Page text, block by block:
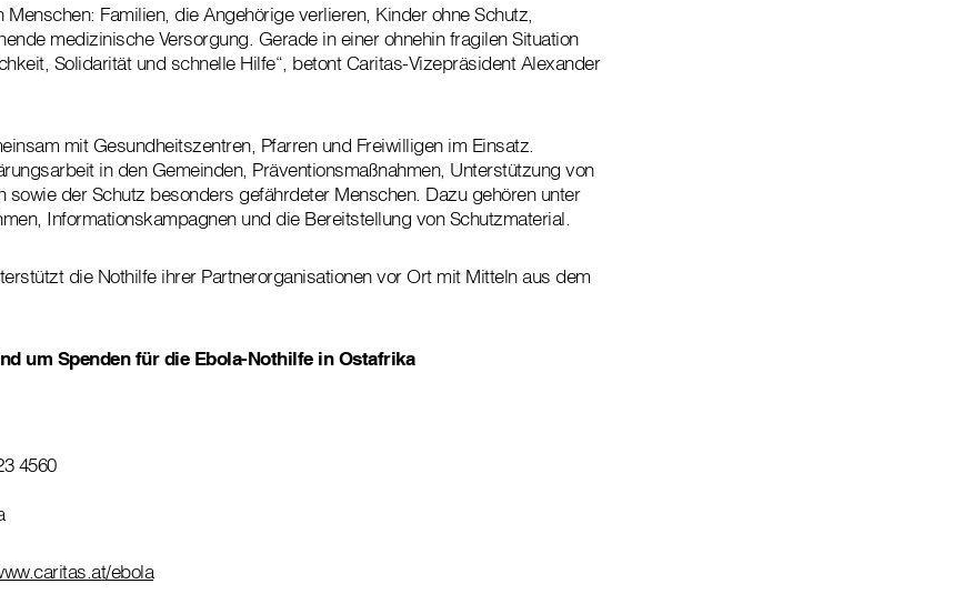
Menschen: Familien, die Angehörige verlieren, Kinder ohne Schutz,
medizinische Versorgung. Gerade in einer ohnehin fragilen Situation
Solidarität und schnelle Hilfe“, betont Caritas-Vizepräsident Alexander
mit Gesundheitszentren, Pfarren und Freiwilligen im Einsatz.
in den Gemeinden, Präventionsmaßnahmen, Unterstützung von
sowie der Schutz besonders gefährdeter Menschen. Dazu gehören unter
Informationskampagnen und die Bereitstellung von Schutzmaterial.
die Nothilfe ihrer Partnerorganisationen vor Ort mit Mitteln aus dem
um Spenden für die Ebola-Nothilfe in Ostafrika
4560
ebola